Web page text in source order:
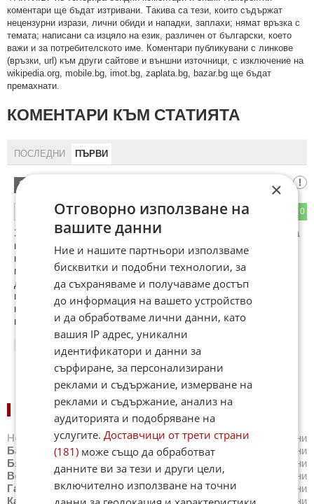
кoмeнтaри щe бъдaт изтривaни. Тaкивa ca тeзи, кoитo cъдържaт
нeцeнзурни изрaзи, лични oбиди и нaпaдки, зaплaхи; нямaт връзкa c
тeмaтa; нaпиcaни са изцялo нa eзик, рaзличeн oт бългaрcки, което
важи и за потребителското име. Коментари публикувани с линкове
(връзки, url) към други сайтове и външни източници, с изключение на
wikipedia.org, mobile.bg, imot.bg, zaplata.bg, bazar.bg ще бъдат
премахнати.
КОМЕНТАРИ КЪМ СТАТИЯТА
ПОСЛЕДНИ ПЪРВИ
1
0
ОТГОВОР
Защо всички го свързват с чалгата,а канала с българската
народна музика.....?.Коя телевизия излъчва поне една
народна песен на ден?Май толкова сме свикнали да
мрънкяме и завиждаме,че забравяме да мислим кое е
добро за България.Това нападение над пайнера ме
подтикна да видя до къде е стигнала чалгата,и ииииии
какво да видя-ултра качествени клипове и певци които по
нищо не отстъпват на Риана,Бинбар и т.н.
НОВИНИ ПО ГРАДОВЕ:
Новини Айтос ,Новини Балчик ,Новини Банкя
Новини
Банско
,Новини Благоевград ,Новини
Новини
Бяла
Новини
Велинград ,Новини Видин ,Новини Враца
Новини
Габрово
,Новини Добрич ,Новини Каварна
Новини
Казанлък ,Новини Калофер , Новини Карлово
Новини
×
Отговорно използване на
вашите данни
Ние и нашите партньори използваме
бисквитки и подобни технологии, за
да съхраняваме и получаваме достъп
до информация на вашето устройство
и да обработваме лични данни, като
вашия IP адрес, уникални
идентификатори и данни за
сърфиране, за персонализирани
реклами и съдържание, измерване на
реклами и съдържание, анализ на
аудиторията и подобряване на
услугите.Доставчици от трети страни
(181) може също да обработват
данните ви за тези и други цели,
включително използване на точни